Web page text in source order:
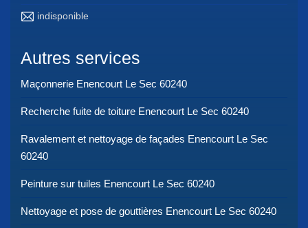
indisponible
Autres services
Maçonnerie Enencourt Le Sec 60240
Recherche fuite de toiture Enencourt Le Sec 60240
Ravalement et nettoyage de façades Enencourt Le Sec
60240
Peinture sur tuiles Enencourt Le Sec 60240
Nettoyage et pose de gouttières Enencourt Le Sec 60240